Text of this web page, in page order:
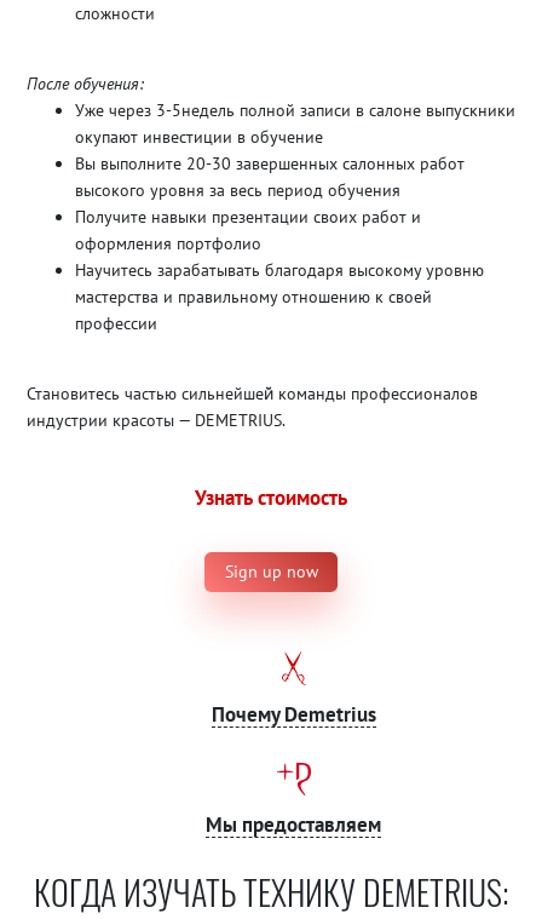
сложности
После обучения:
Уже через 3-5недель полной записи в салоне выпускники
окупают инвестиции в обучение
Вы выполните 20-30 завершенных салонных работ
высокого уровня за весь период обучения
Получите навыки презентации своих работ и
оформления портфолио
Научитесь зарабатывать благодаря высокому уровню
мастерства и правильному отношению к своей
профессии
Становитесь частью сильнейшей̆ команды профессионалов
индустрии красоты — DEMETRIUS.
Узнать стоимость
Sign up now
Почему Demetrius
Мы предоставляем
КОГДА ИЗУЧАТЬ ТЕХНИКУ DEMETRIUS: